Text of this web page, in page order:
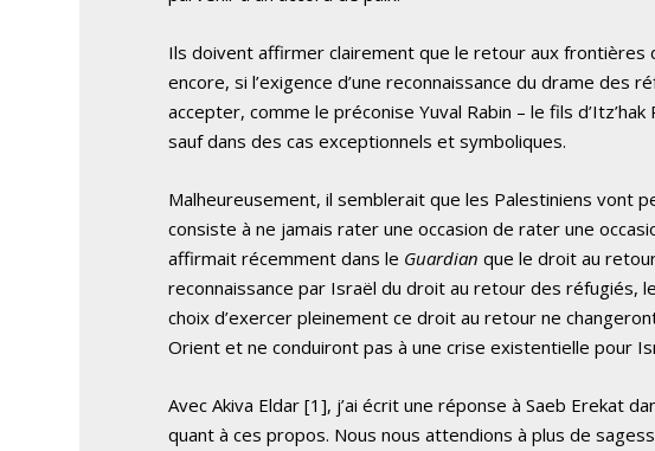
Ils doivent affirmer clairement que le retour aux
encore, si l’exigence d’une reconnaissance du drame des
accepter, comme le préconise Yuval Rabin – le fils
sauf dans des cas exceptionnels et symboliques.
Malheureusement, il semblerait que les Palestiniens vont
consiste à ne jamais rater une occasion de rater une
affirmait récemment dans le Guardian que le droit au
reconnaissance par Israël du droit au retour des réfugiés,
choix d’exercer pleinement ce droit au retour ne
Orient et ne conduiront pas à une crise existentielle pour
Avec Akiva Eldar [1], j’ai écrit une réponse à Saeb Erekat
quant à ces propos. Nous nous attendions à plus de